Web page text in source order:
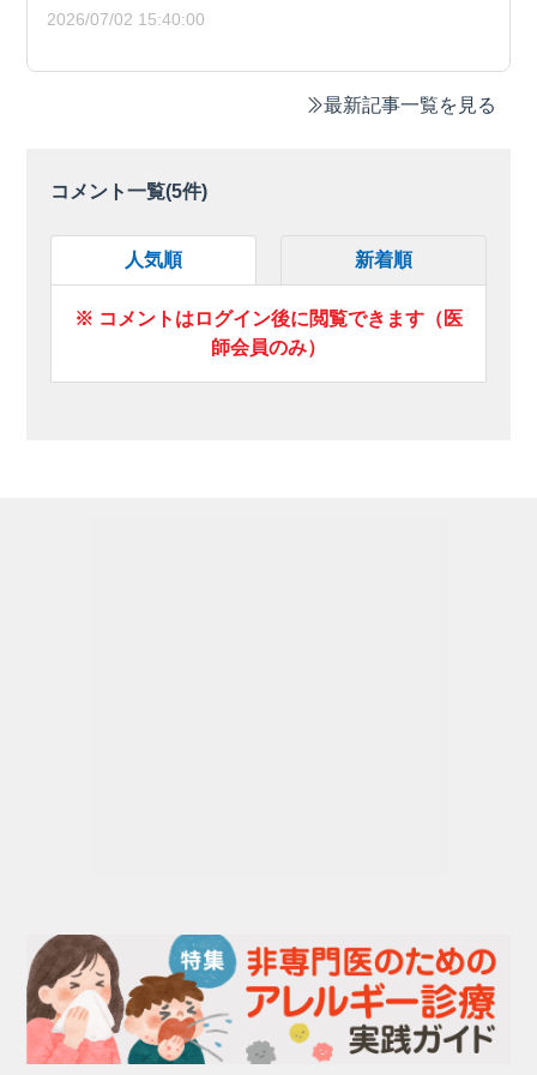
2026/07/02 15:40:00
最新記事一覧を見る
コメント一覧(5件)
人気順 新着順
※ コメントはログイン後に閲覧できます（医
師会員のみ）